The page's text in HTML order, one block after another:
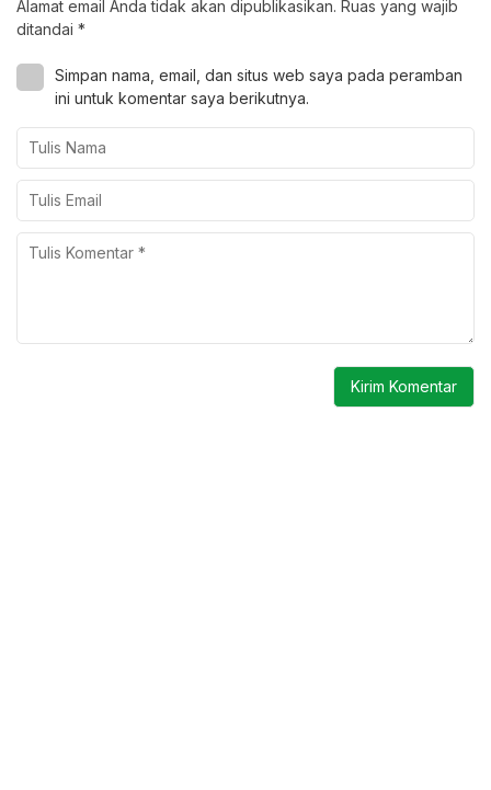
Alamat email Anda tidak akan dipublikasikan. Ruas yang wajib
ditandai *
Simpan nama, email, dan situs web saya pada peramban
ini untuk komentar saya berikutnya.